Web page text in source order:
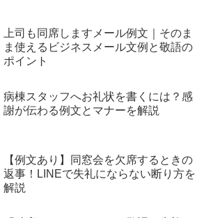
上司も同席しますメール例文｜そのま
ま使えるビジネスメール文例と敬語の
ポイント
病棟スタッフへお礼状を書くには？感
謝が伝わる例文とマナーを解説
【例文あり】同窓会を欠席するときの
返事！LINEで失礼にならない断り方を
解説